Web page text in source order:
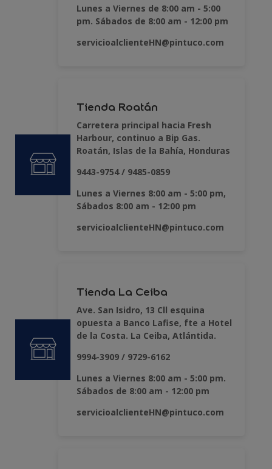
Lunes a Viernes de 8:00 am - 5:00
pm. Sábados de 8:00 am - 12:00 pm
servicioalclienteHN@pintuco.com
Tienda Roatán
Carretera principal hacia Fresh
Harbour, continuo a Bip Gas.
Roatán, Islas de la Bahía, Honduras
9443-9754 / 9485-0859
Lunes a Viernes 8:00 am - 5:00 pm,
Sábados 8:00 am - 12:00 pm
servicioalclienteHN@pintuco.com
Tienda La Ceiba
Ave. San Isidro, 13 Cll esquina
opuesta a Banco Lafise, fte a Hotel
de la Costa. La Ceiba, Atlántida.
9994-3909 / 9729-6162
Lunes a Viernes 8:00 am - 5:00 pm.
Sábados de 8:00 am - 12:00 pm
servicioalclienteHN@pintuco.com